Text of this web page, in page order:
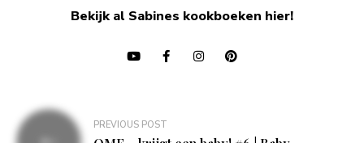
Bekijk al Sabines kookboeken hier!
Bericht
PREVIOUS POST